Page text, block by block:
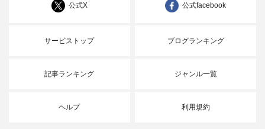
公式X 公式facebook
サービストップ ブログランキング
記事ランキング ジャンル一覧
ヘルプ 利用規約